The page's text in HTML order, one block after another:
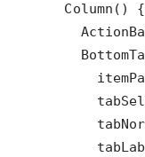
Column